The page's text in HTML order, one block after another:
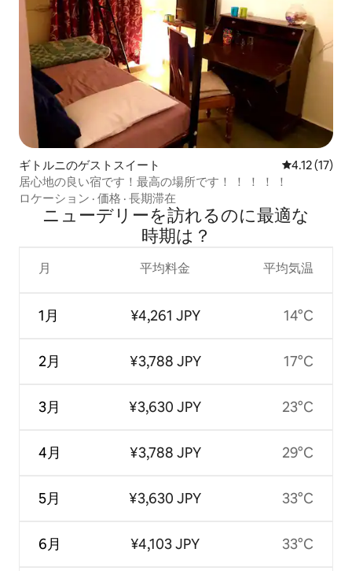
ギトルニのゲストスイート レビュー17
4.12 (17)
居心地の良い宿です！最高の場所です！ ！ ！ ！ ！
ロケーション · 価格 · 長期滞在
ニューデリーを訪⁠れ⁠るの⁠に最⁠適⁠な
時⁠期⁠は⁠？
月
1月
2月
3月
4月
5月
6月
平均料金
¥4,261 JPY
¥3,788 JPY
¥3,630 JPY
¥3,788 JPY
¥3,630 JPY
¥4,103 JPY
平均気温
14°C
17°C
23°C
29°C
33°C
33°C